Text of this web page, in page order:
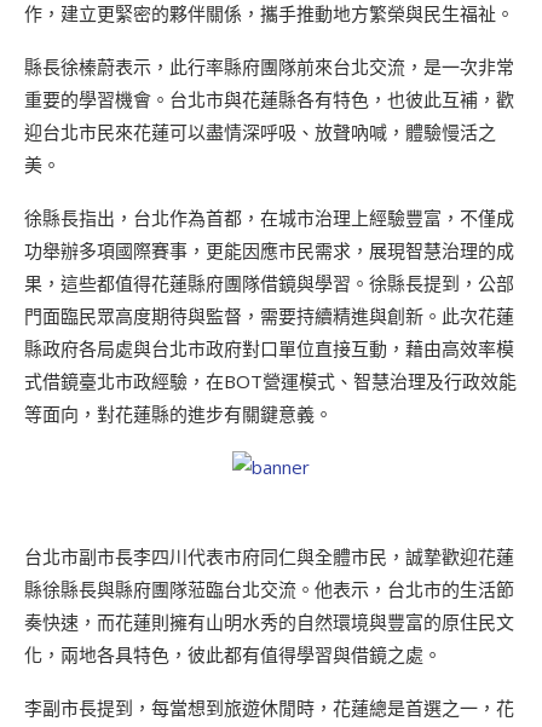
作，建立更緊密的夥伴關係，攜手推動地方繁榮與民生福祉。
縣長徐榛蔚表示，此行率縣府團隊前來台北交流，是一次非常
重要的學習機會。台北市與花蓮縣各有特色，也彼此互補，歡
迎台北市民來花蓮可以盡情深呼吸、放聲吶喊，體驗慢活之
美。
徐縣長指出，台北作為首都，在城市治理上經驗豐富，不僅成
功舉辦多項國際賽事，更能因應市民需求，展現智慧治理的成
果，這些都值得花蓮縣府團隊借鏡與學習。徐縣長提到，公部
門面臨民眾高度期待與監督，需要持續精進與創新。此次花蓮
縣政府各局處與台北市政府對口單位直接互動，藉由高效率模
式借鏡臺北市政經驗，在BOT營運模式、智慧治理及行政效能
等面向，對花蓮縣的進步有關鍵意義。
台北市副市長李四川代表市府同仁與全體市民，誠摯歡迎花蓮
縣徐縣長與縣府團隊蒞臨台北交流。他表示，台北市的生活節
奏快速，而花蓮則擁有山明水秀的自然環境與豐富的原住民文
化，兩地各具特色，彼此都有值得學習與借鏡之處。
李副市長提到，每當想到旅遊休閒時，花蓮總是首選之一，花